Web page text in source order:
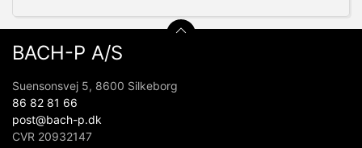
BACH-P A/S
Suensonsvej 5, 8600 Silkeborg
86 82 81 66
post@bach-p.dk
CVR 20932147